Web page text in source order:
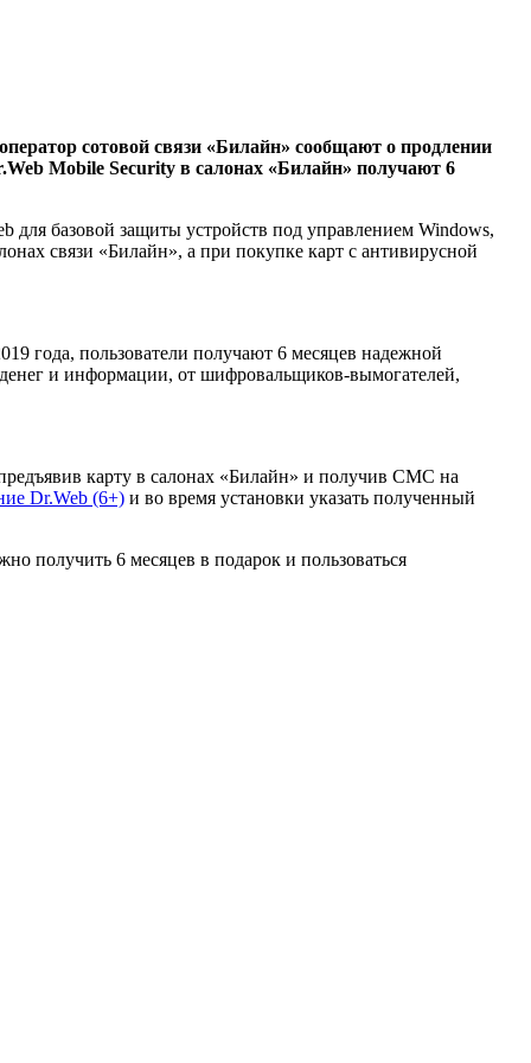
сотовой связи «Билайн» сообщают о продлении
Mobile Security в салонах «Билайн» получают 6
для базовой защиты устройств под управлением Windows,
связи «Билайн», а при покупке карт с антивирусной
года, пользователи получают 6 месяцев надежной
и информации, от шифровальщиков-вымогателей,
карту в салонах «Билайн» и получив СМС на
Dr.Web (6+) и во время установки указать полученный
получить 6 месяцев в подарок и пользоваться